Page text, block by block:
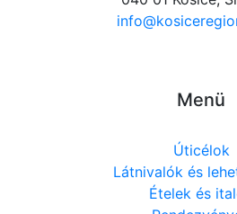
Menü
Úticélok
Látnivalók és
Ételek és